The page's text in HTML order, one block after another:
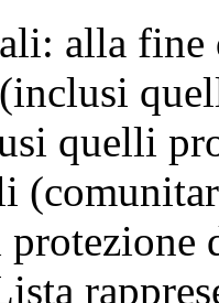
alla fine
quelli